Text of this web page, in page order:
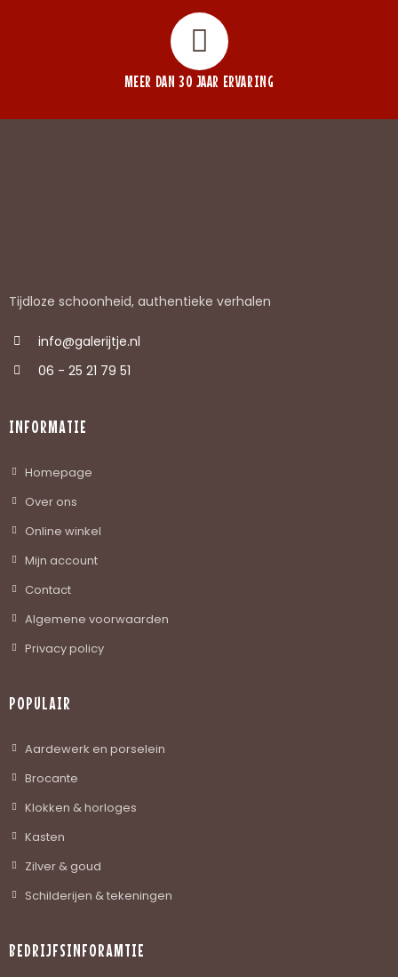
MEER DAN 30 JAAR ERVARING
Tijdloze schoonheid, authentieke verhalen
info@galerijtje.nl
06 - 25 21 79 51
INFORMATIE
Homepage
Over ons
Online winkel
Mijn account
Contact
Algemene voorwaarden
Privacy policy
POPULAIR
Aardewerk en porselein
Brocante
Klokken & horloges
Kasten
Zilver & goud
Schilderijen & tekeningen
BEDRIJFSINFORAMTIE